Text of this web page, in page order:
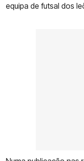
equipa de futsal dos